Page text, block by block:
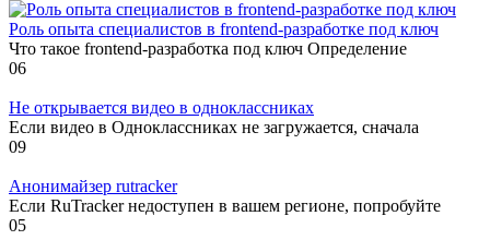
Роль опыта специалистов в frontend-разработке под ключ
Что такое frontend-разработка под ключ Определение
06
Не открывается видео в одноклассниках
Если видео в Одноклассниках не загружается, сначала
09
Анонимайзер rutracker
Если RuTracker недоступен в вашем регионе, попробуйте
05